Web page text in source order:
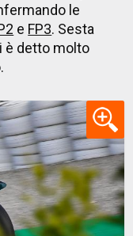
le
e FP3. Sesta
è detto molto